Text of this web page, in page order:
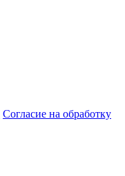
Согласие на обработку